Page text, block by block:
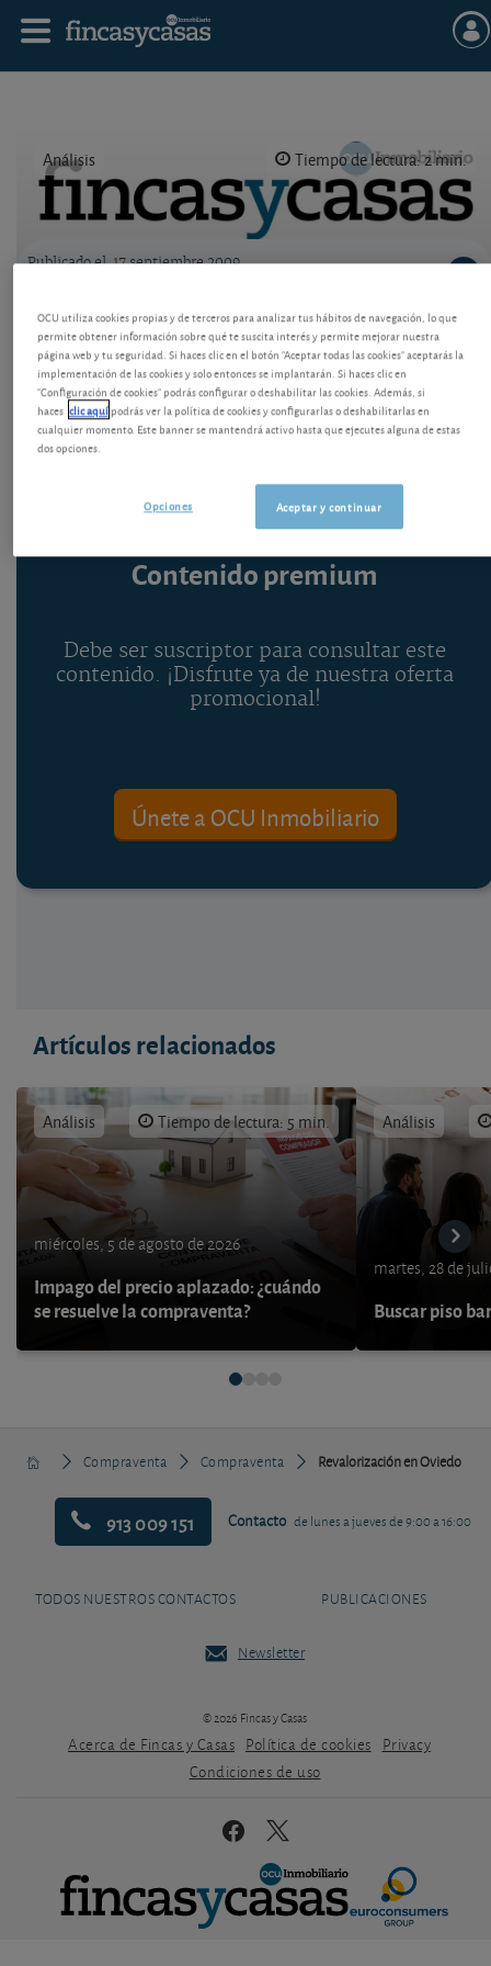
Análisis Tiempo de lectura: 2 min.
Publicado el 17 septiembre 2009
Revalorización en Oviedo
La capital asturiana no es ajena a la crisis, pero
algunas zonas como La Manjoya han experimentado
fuertes subidas de precios.
Contenido premium
Debe ser suscriptor para consultar este
contenido. ¡Disfrute ya de nuestra oferta
promocional!
Únete a OCU Inmobiliario
Artículos relacionados
Análisis Tiempo de lectura: 5 min.
miércoles, 5 de agosto de 2026
Impago del precio aplazado: ¿cuándo
se resuelve la compraventa?
Análisis
martes, 28 de
Buscar piso
Compraventa Compraventa Revalorización en Oviedo
913 009 151 Contacto de lunes a jueves de 9:00 a 16:00
TODOS NUESTROS CONTACTOS PUBLICACIONES
Newsletter
© 2026 Fincas y Casas
Acerca de Fincas y Casas Política de cookies
Privacy
Condiciones de uso
OCU utiliza cookies propias y de terceros para analizar tus hábitos de navegación, lo que
permite obtener información sobre qué te suscita interés y permite mejorar nuestra
página web y tu seguridad. Si haces clic en el botón "Aceptar todas las cookies" aceptarás la
implementación de las cookies y solo entonces se implantarán. Si haces clic en
"Configuración de cookies" podrás configurar o deshabilitar las cookies. Además, si
haces clic aquípodrás ver la política de cookies y configurarlas o deshabilitarlas en
cualquier momento. Este banner se mantendrá activo hasta que ejecutes alguna de estas
dos opciones.
Aceptar y continuar
Opciones